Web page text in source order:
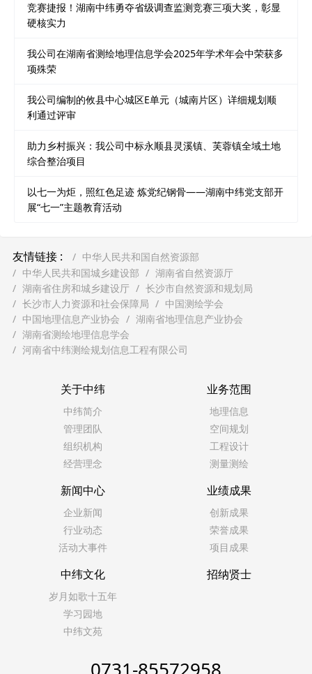
竞赛捷报！湖南中纬勇夺省级调查监测竞赛三项大奖，彰显
硬核实力
我公司在湖南省测绘地理信息学会2025年学术年会中荣获多
项殊荣
我公司编制的攸县中心城区E单元（城南片区）详细规划顺
利通过评审
助力乡村振兴：我公司中标永顺县灵溪镇、芙蓉镇全域土地
综合整治项目
以七一为炬，照红色足迹 炼党纪钢骨——湖南中纬党支部开
展“七一”主题教育活动
友情链接 :
中华人民共和国自然资源部
中华人民共和国城乡建设部
湖南省自然资源厅
湖南省住房和城乡建设厅
长沙市自然资源和规划局
长沙市人力资源和社会保障局
中国测绘学会
中国地理信息产业协会
湖南省地理信息产业协会
湖南省测绘地理信息学会
河南省中纬测绘规划信息工程有限公司
关于中纬
中纬简介
管理团队
组织机构
经营理念
业务范围
地理信息
空间规划
工程设计
测量测绘
新闻中心
企业新闻
行业动态
活动大事件
业绩成果
创新成果
荣誉成果
项目成果
中纬文化
岁月如歌十五年
学习园地
中纬文苑
招纳贤士